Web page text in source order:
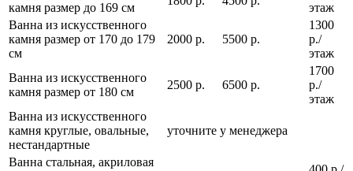
камня размер до 169 см
этаж
Ванна из искусственного
камня размер от 170 до 179
см
2000 р. 5500 р.
1300
р./
этаж
Ванна из искусственного
камня размер от 180 см
2500 р. 6500 р.
1700
р./
этаж
Ванна из искусственного
камня круглые, овальные,
нестандартные
уточните у менеджера
Ванна стальная, акриловая